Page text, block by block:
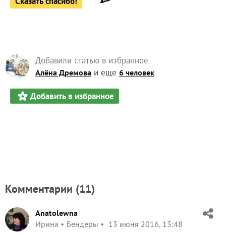
Добавили статью в избранное
Алёна Дремова и еще 6 человек
Добавить в избранное
Комментарии (11)
Anatolewna
Ирина
Бендеры 13 июня 2016, 13:48